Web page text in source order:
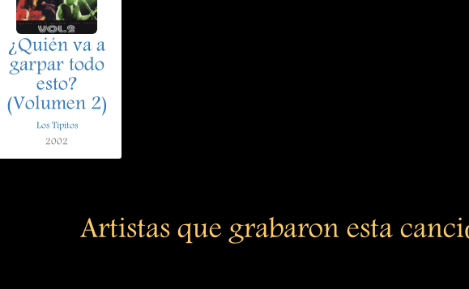
¿Quién va a
garpar todo
esto?
(Volumen 2)
Los Tipitos
2002
Artistas que grabaron esta